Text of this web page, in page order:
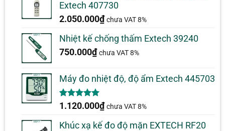
Extech 407730
2.050.000₫ chưa VAT 8%
Nhiệt kế chống thấm Extech 39240
750.000₫ chưa VAT 8%
Máy đo nhiệt độ, độ ẩm Extech 445703
5.00trên 5
1
đánh giá
1.120.000₫ chưa VAT 8%
Khúc xạ kế đo độ mặn EXTECH RF20